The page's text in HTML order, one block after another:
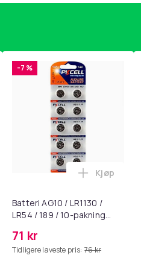
eller høyre
- mage- og
for Bose QC35 I/II, QC25,
-7 %
Batteri AG10 / LR1130 /
LR54 / 189 / 10-pakning
71 kr
Tidligere laveste pris: 76 kr
Legg
Kjøp